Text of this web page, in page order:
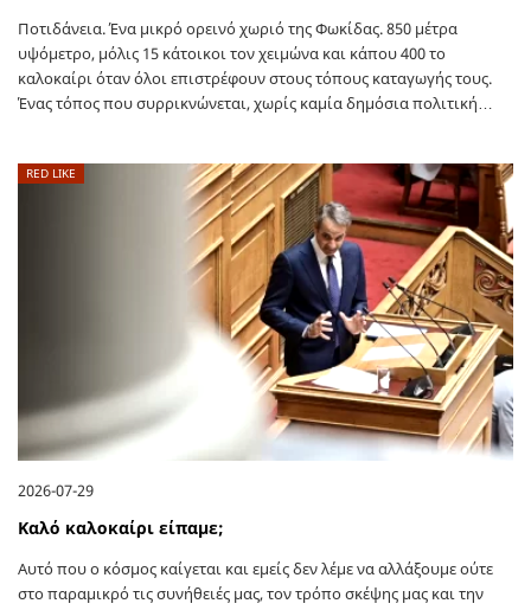
Ποτιδάνεια. Ένα μικρό ορεινό χωριό της Φωκίδας. 850 μέτρα
υψόμετρο, μόλις 15 κάτοικοι τον χειμώνα και κάπου 400 το
καλοκαίρι όταν όλοι επιστρέφουν στους τόπους καταγωγής τους.
Ένας τόπος που συρρικνώνεται, χωρίς καμία δημόσια πολιτική…
RED LIKE
2026-07-29
Καλό καλοκαίρι είπαμε;
Αυτό που ο κόσμος καίγεται και εμείς δεν λέμε να αλλάξουμε ούτε
στο παραμικρό τις συνήθειές μας, τον τρόπο σκέψης μας και την